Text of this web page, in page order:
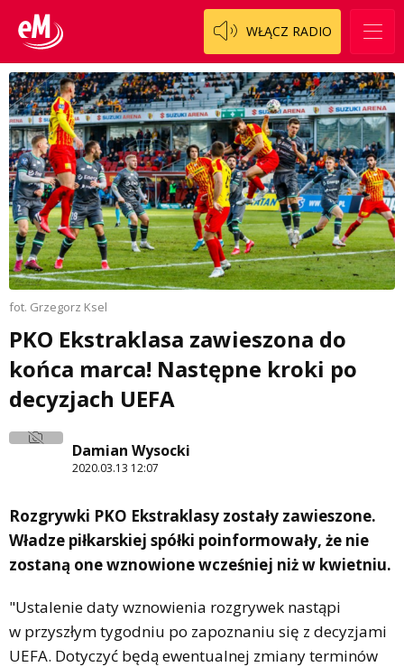
WŁĄCZ RADIO
fot. Grzegorz Ksel
PKO Ekstraklasa zawieszona do
końca marca! Następne kroki po
decyzjach UEFA
Damian Wysocki
2020.03.13 12:07
Rozgrywki PKO Ekstraklasy zostały zawieszone.
Władze piłkarskiej spółki poinformowały, że nie
zostaną one wznowione wcześniej niż w kwietniu.
"Ustalenie daty wznowienia rozgrywek nastąpi
w przyszłym tygodniu po zapoznaniu się z decyzjami
UEFA. Dotyczyć będą ewentualnej zmiany terminów